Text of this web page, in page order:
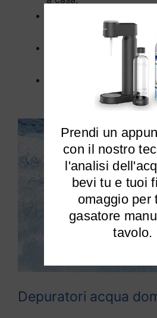
L’installazione a Lugo
Rimuove tutti gli
Elimina cloro e calcare
modo efficace.
Depuratori acqua
Prendi un
l'analisi
bevi tu e tuoi
omaggio per
gasatore
tavolo.